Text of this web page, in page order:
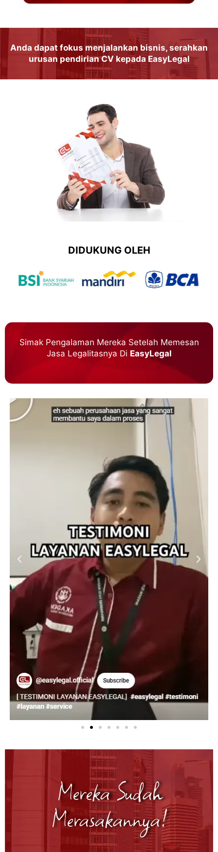
Anda dapat fokus menjalankanbisnis, serahkan
urusan pendirian CV kepada EasyLegal
DIDUKUNG OLEH
Simak Pengalaman Mereka Setelah Memesan
Jasa Legalitasnya Di EasyLegal
Mereka Sudah
Merasakannya!